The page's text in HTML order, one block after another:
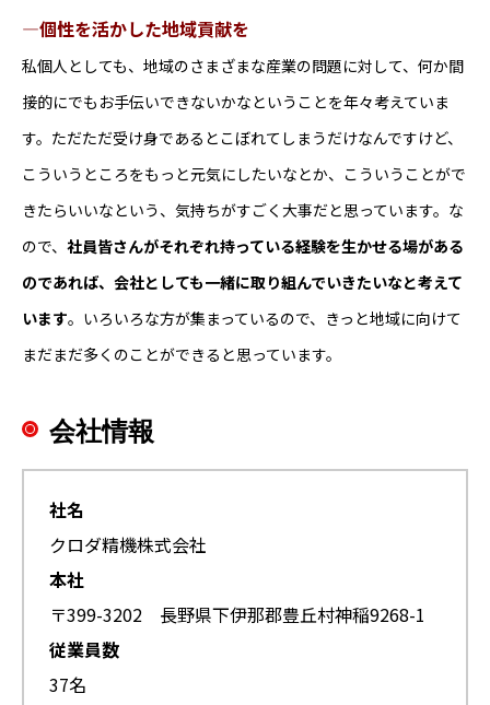
―個性を活かした地域貢献を
私個人としても、地域のさまざまな産業の問題に対して、何か間
接的にでもお手伝いできないかなということを年々考えていま
す。ただただ受け身であるとこぼれてしまうだけなんですけど、
こういうところをもっと元気にしたいなとか、こういうことがで
きたらいいなという、気持ちがすごく大事だと思っています。な
ので、 社員皆さんがそれぞれ持っている経験を生かせる場がある
のであれば、会社としても一緒に取り組んでいきたいなと考えて
います。いろいろな方が集まっているので、きっと地域に向けて
まだまだ多くのことができると思っています。
会社情報
社名
クロダ精機株式会社
本社
〒399-3202 長野県下伊那郡豊丘村神稲9268-1
従業員数
37名